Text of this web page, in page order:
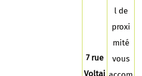
7 rue
Voltai
l de
proxi
mité
vous